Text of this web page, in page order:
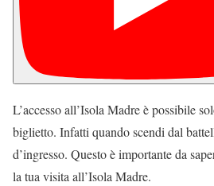
L’accesso all’Isola Madre è possibile
biglietto. Infatti quando scendi dal
d’ingresso. Questo è importante da
la tua visita all’Isola Madre.